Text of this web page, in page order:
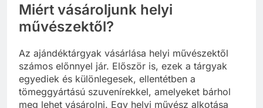
Miért vásároljunk helyi
művészektől?
Az ajándéktárgyak vásárlása helyi művészektől
számos előnnyel jár. Először is, ezek a tárgyak
egyediek és különlegesek, ellentétben a
tömeggyártású szuvenírekkel, amelyeket bárhol
meg lehet vásárolni. Egy helyi művész alkotása